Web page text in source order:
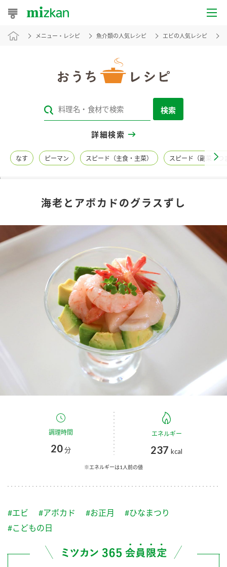
おうちレシピ
レシピカテゴリ一覧
レシピ名特集
商品情報
商品カテゴリ
調味酢
お酢ドリンク ぽん酢
みりん風・料理酒 鍋用調味料
スープ 中華
ふりかけ おすしの素
炊き込みご飯の素 米飯用調味液
キャンペーン情報
ブランド・スペシャルサイト
ブランド・スペシャルサイト トップ
商品ブランドサイト
お酢ドリンク
つゆ
納豆のサイト
三ツ判山吹
企業理念
ミツカンの歴史
ミツカンを知る
環境への取り組み
お客様相談センター
お客様の声をいかしました
メニュー・レシピ 魚介類の人気レシピ エビの人気レシピ
検索
詳細検索
なす ピーマン スピード（主食・主菜） スピード（副菜・つ
海老とアボカドのグラスずし
調理時間
20分
エネルギー
237 kcal
※エネルギーは1人前の値
#エビ #アボカド #お正月
#ひなまつり
#こどもの日